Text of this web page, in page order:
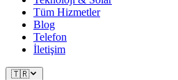
Tüm Hizmetler
Blog
Telefon
İletişim
🇹🇷